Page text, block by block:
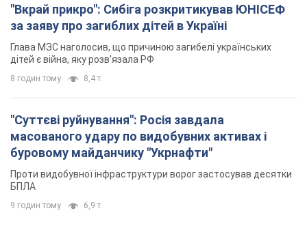
"Вкрай прикро": Сибіга розкритикував ЮНІСЕФ
за заяву про загиблих дітей в Україні
Глава МЗС наголосив, що причиною загибелі українських
дітей є війна, яку розв'язала РФ
8 годин тому 8,4 т.
"Суттєві руйнування": Росія завдала
масованого удару по видобувних активах і
буровому майданчику "Укрнафти"
Проти видобувної інфраструктури ворог застосував десятки
БПЛА
9 годин тому 6,9 т.